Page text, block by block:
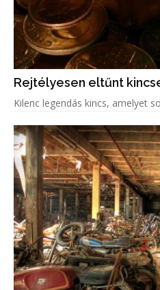
Rejtélyesen eltűnt
Kilenc legendás kincs, amelyet